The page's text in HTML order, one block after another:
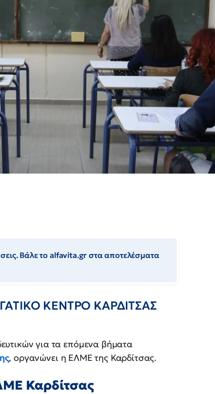
Βάλε το alfavita.gr στα αποτελέσματα
ΚΕΝΤΡΟ ΚΑΡΔΙΤΣΑΣ
για τα επόμενα βήματα
, οργανώνει η ΕΛΜΕ της Καρδίτσας.
Καρδίτσας